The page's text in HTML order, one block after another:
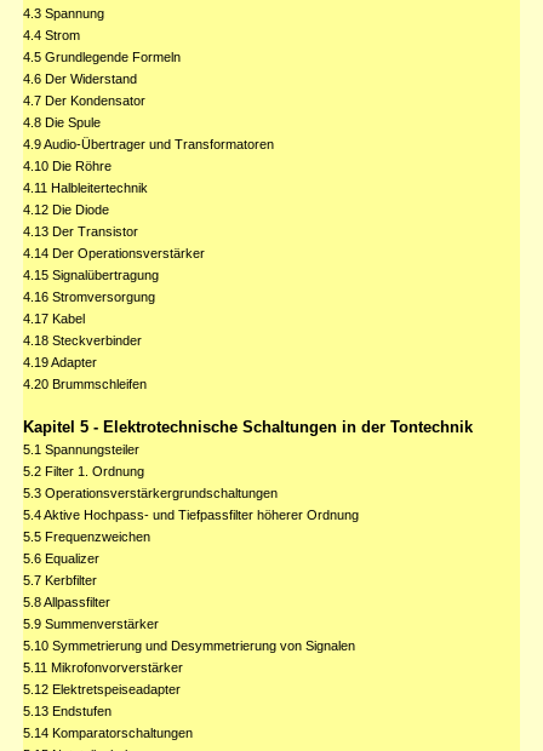
4.3 Spannung
4.4 Strom
4.5 Grundlegende Formeln
4.6 Der Widerstand
4.7 Der Kondensator
4.8 Die Spule
4.9 Audio-Übertrager und Transformatoren
4.10 Die Röhre
4.11 Halbleitertechnik
4.12 Die Diode
4.13 Der Transistor
4.14 Der Operationsverstärker
4.15 Signalübertragung
4.16 Stromversorgung
4.17 Kabel
4.18 Steckverbinder
4.19 Adapter
4.20 Brummschleifen
Kapitel 5 - Elektrotechnische Schaltungen in der Tontechnik
5.1 Spannungsteiler
5.2 Filter 1. Ordnung
5.3 Operationsverstärkergrundschaltungen
5.4 Aktive Hochpass- und Tiefpassfilter höherer Ordnung
5.5 Frequenzweichen
5.6 Equalizer
5.7 Kerbfilter
5.8 Allpassfilter
5.9 Summenverstärker
5.10 Symmetrierung und Desymmetrierung von Signalen
5.11 Mikrofonvorverstärker
5.12 Elektretspeiseadapter
5.13 Endstufen
5.14 Komparatorschaltungen